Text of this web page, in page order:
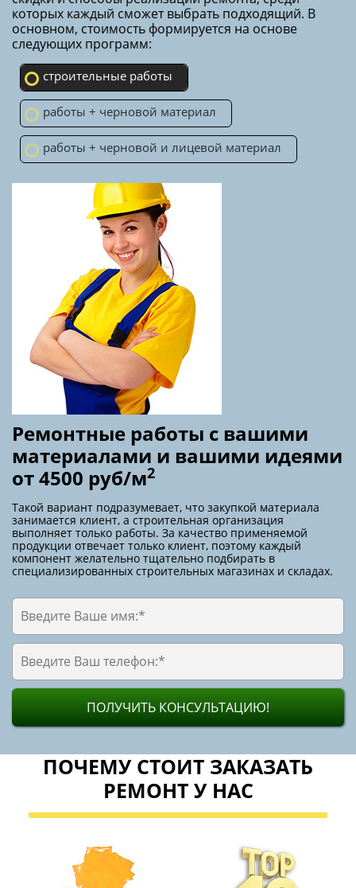
которых каждый сможет выбрать подходящий. В
основном, стоимость формируется на основе
следующих программ:
строительные работы
работы + черновой материал
работы + черновой и лицевой материал
Ремонтные работы с вашими
материалами и вашими идеями
от 4500 руб/м2
Такой вариант подразумевает, что закупкой материала
занимается клиент, а строительная организация
выполняет только работы. За качество применяемой
продукции отвечает только клиент, поэтому каждый
компонент желательно тщательно подбирать в
специализированных строительных магазинах и складах.
ПОЛУЧИТЬ КОНСУЛЬТАЦИЮ!
ПОЧЕМУ СТОИТ ЗАКАЗАТЬ
РЕМОНТ У НАС